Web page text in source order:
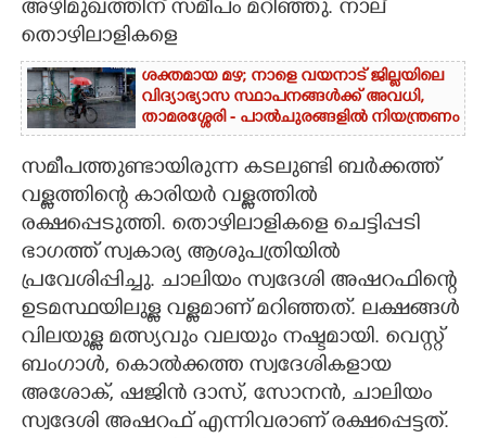
ZOOM
CONTACT US
അഴിമുഖത്തിന് സമീപം മറിഞ്ഞു. നാല്
തൊഴിലാളികളെ
ശക്തമായ മഴ; നാളെ വയനാട് ജില്ലയിലെ
വിദ്യാഭ്യാസ സ്ഥാപനങ്ങൾക്ക് അവധി,
താമരശ്ശേരി - പാൽചുരങ്ങളിൽ നിയന്ത്രണം
സമീപത്തുണ്ടായിരുന്ന കടലുണ്ടി ബർക്കത്ത്
വള്ളത്തിന്റെ കാരിയർ വള്ളത്തിൽ
രക്ഷപ്പെടുത്തി. തൊഴിലാളികളെ ചെട്ടിപ്പടി
ഭാഗത്ത് സ്വകാര്യ ആശുപത്രിയിൽ
പ്രവേശിപ്പിച്ചു. ചാലിയം സ്വദേശി അഷറഫിന്റെ
ഉടമസ്ഥയിലുള്ള വള്ളമാണ് മറിഞ്ഞത്. ലക്ഷങ്ങൾ
വിലയുള്ള മത്സ്യവും വലയും നഷ്ടമായി. വെസ്റ്റ്
ബംഗാൾ, കൊൽക്കത്ത സ്വദേശികളായ
അശോക്, ഷജിൻ ദാസ്, സോനൻ, ചാലിയം
സ്വദേശി അഷറഫ് എന്നിവരാണ് രക്ഷപ്പെട്ടത്.